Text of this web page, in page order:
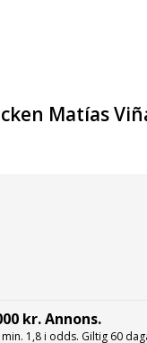
Matías
kr. Annons.
1,8 i odds. Giltig 60